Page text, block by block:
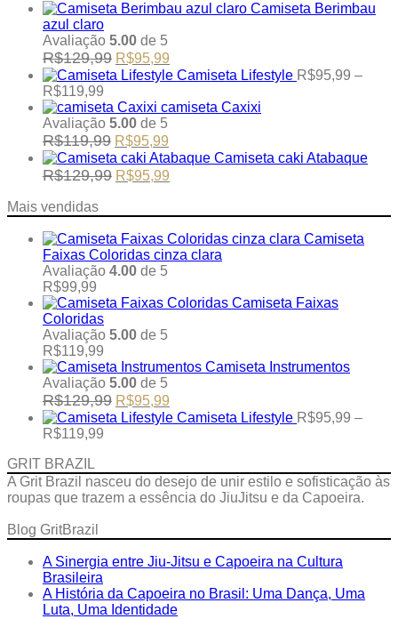
Camiseta Berimbau
azul claro
Avaliação 5.00 de 5
R$129,99 Original
price
R$129,99.
R$95,99
price
R$95,99.
Camiseta Lifestyle R$95,99 –
R$119,99
range:
R$95,99
through
R$119,99
camiseta Caxixi
Avaliação 5.00 de 5
R$119,99 Original
price
was:
R$119,99.
R$95,99
price
is:
R$95,99.
Camiseta caki Atabaque
R$129,99 Original
R$129,99.
R$95,99
R$95,99.
Mais vendidas
Camiseta
Faixas Coloridas cinza clara
Avaliação 4.00 de 5
R$99,99
Camiseta Faixas
Coloridas
Avaliação 5.00 de 5
R$119,99
Camiseta Instrumentos
Avaliação 5.00 de 5
R$129,99 Original
price
R$95,99
price
Camiseta Lifestyle R$95,99 –
R$119,99
through
R$119,99
GRIT BRAZIL
A Grit Brazil nasceu do desejo de unir estilo e sofisticação às
roupas que trazem a essência do JiuJitsu e da Capoeira.
Blog GritBrazil
A Sinergia entre Jiu-Jitsu e Capoeira na Cultura
Brasileira
A História da Capoeira no Brasil: Uma Dança, Uma
Luta, Uma Identidade